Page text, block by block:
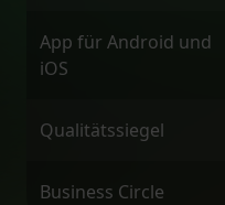
App für Android und
iOS
Qualitätssiegel
Business Circle